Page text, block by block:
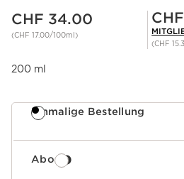
Aktueller Preis CHF 34.00
CHF 34.00
(CHF 17.00/100ml)
Mitgliederpreis
(CHF
200 ml
Einmalige Bestellung
Abo